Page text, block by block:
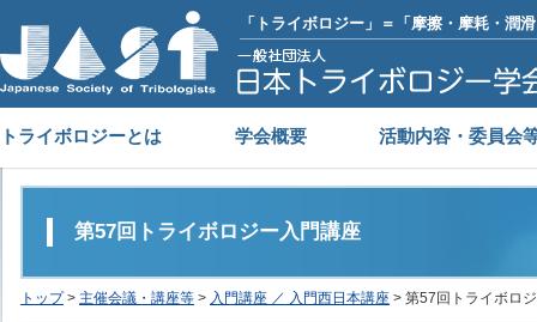
「トライボロジー」＝「摩擦・摩耗・潤
トライボロジーとは 学会概要 活動内容・委員会
第57回トライボロジー入門講座
トップ> 主催会議・講座等 > 入門講座 ／ 入門西日本講座 > 第57回トライボロ